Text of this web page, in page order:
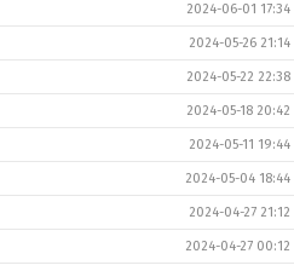
2024-06-01 17:34
2024-05-26 21:14
2024-05-22 22:38
2024-05-18 20:42
2024-05-11 19:44
2024-05-04 18:44
2024-04-27 21:12
2024-04-27 00:12